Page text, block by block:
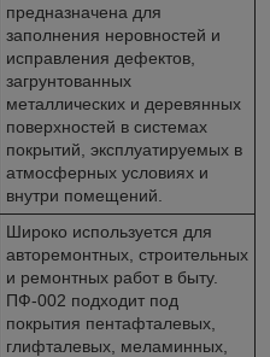
предназначена для
заполнения неровностей и
исправления дефектов,
загрунтованных
металлических и деревянных
поверхностей в системах
покрытий, эксплуатируемых в
атмосферных условиях и
внутри помещений.
Широко используется для
авторемонтных, строительных
и ремонтных работ в быту.
ПФ-002 подходит под
покрытия пентафталевых,
глифталевых, меламинных,